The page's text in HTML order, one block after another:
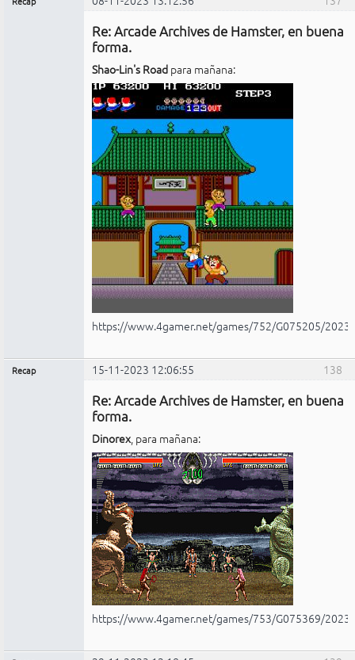
Re: Arcade Archives de Hamster, en buena
forma.
Shao-Lin's Road para mañana:
https://www.4gamer.net/games/752/G075205/
138
Recap 15-11-2023 12:06:55
Re: Arcade Archives de Hamster, en buena
forma.
Dinorex , para mañana:
https://www.4gamer.net/games/753/G075369/